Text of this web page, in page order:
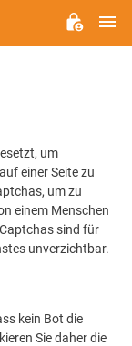
um
einer Seite zu
um zu
einem Menschen
sind für
unverzichtbar.
kein Bot die
Sie daher die